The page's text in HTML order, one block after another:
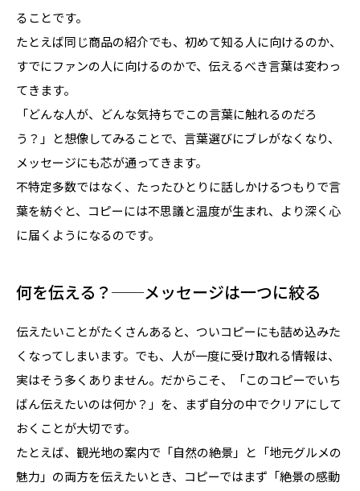
ることです。
たとえば同じ商品の紹介でも、初めて知る人に向けるのか、
すでにファンの人に向けるのかで、伝えるべき言葉は変わっ
てきます。
「どんな人が、どんな気持ちでこの言葉に触れるのだろ
う？」と想像してみることで、言葉選びにブレがなくなり、
メッセージにも芯が通ってきます。
不特定多数ではなく、たったひとりに話しかけるつもりで言
葉を紡ぐと、コピーには不思議と温度が生まれ、より深く心
に届くようになるのです。
何を伝える？──メッセージは一つに絞る
伝えたいことがたくさんあると、ついコピーにも詰め込みた
くなってしまいます。でも、人が一度に受け取れる情報は、
実はそう多くありません。だからこそ、「このコピーでいち
ばん伝えたいのは何か？」を、まず自分の中でクリアにして
おくことが大切です。
たとえば、観光地の案内で「自然の絶景」と「地元グルメの
魅力」の両方を伝えたいとき、コピーではまず「絶景の感動